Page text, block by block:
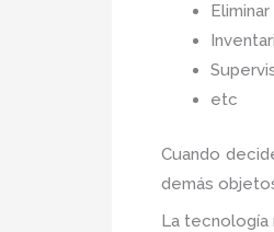
etc
Cuando
demás
La tecnología